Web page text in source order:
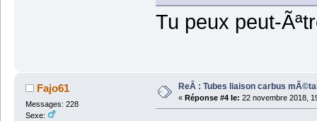
Tu peux peut-
Fajo61
Messages: 228
Sexe:
ReÂ : Tubes liaison carbus
« Réponse #4 le: 22 novembre 2018,